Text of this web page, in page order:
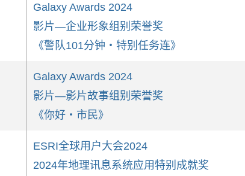
Galaxy Awards 2024
影片—企业形象组别荣誉奖
《警队101分钟‧特别任务连》
Galaxy Awards 2024
影片—影片故事组别荣誉奖
《你好‧市民》
ESRI全球用户大会2024
2024年地理讯息系统应用特别成就奖